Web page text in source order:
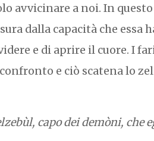
avvicinare a noi. In
dalla capacità che essa
e di aprire il cuore. I
e ciò scatena lo
capo dei demòni, che